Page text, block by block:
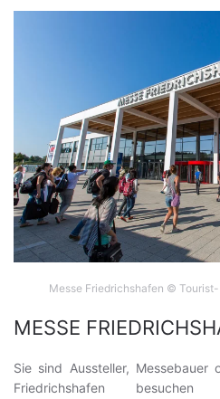
Messe Friedrichshafen ©
MESSE
Sie sind Aussteller, Messebauer
Friedrichshafen